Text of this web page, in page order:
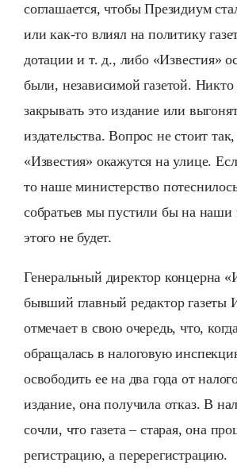
соглашается, чтобы Президиум
или как-то влиял на политику
дотации и т. д., либо «Известия»
были, независимой газетой. Никто
закрывать это издание или
издательства. Вопрос не стоит
«Известия» окажутся на улице.
то наше министерство
собратьев мы пустили бы на
этого не будет.
Генеральный директор концерна
бывший главный редактор газеты
отмечает в свою очередь, что,
обращалась в налоговую
освободить ее на два года от
издание, она получила отказ. В
сочли, что газета – старая, она
регистрацию, а перерегистрацию.